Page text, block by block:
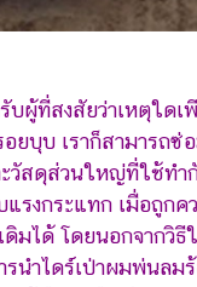
บผู้ที่สงสัยว่าเหตุใดเ
ยบุบ เราก็สามารถซ่
วัสดุส่วนใหญ่ที่ใช้ทำ
รงกระแทก เมื่อถูกค
ดิมได้ โดยนอกจากวิธี
นำไดร์เป่าผมพ่นลม